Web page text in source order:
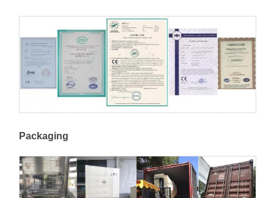
Packaging